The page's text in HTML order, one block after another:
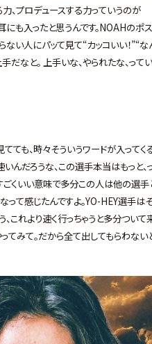
、プロデュースする力っていうのが
も入ったと思うんです。NOAHのポ
ない人にパッて見て“カッコいい！”“
なと。 上手いな、やられたな、って
ても、時々そういうワードが入ってく
んだろうな、この選手本当はもっと、
ごくいい意味で多分この人は他の選手
って感じたんですよ。YO-HEY選手は
これより速く行っちゃうと多分ついて
てみて。だから全て出してもらわない